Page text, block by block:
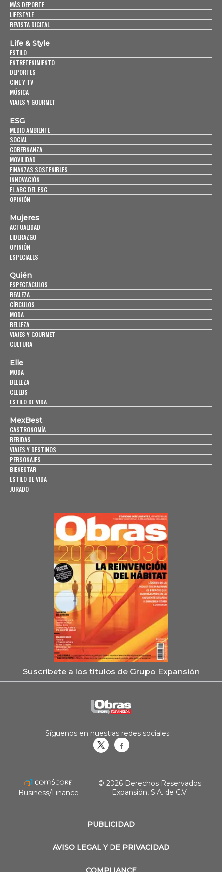
MÁS DEPORTE
LIFESTYLE
REVISTA DIGITAL
Life & Style
ESTILO
ENTRETENIMIENTO
DEPORTES
CINE Y TV
MÚSICA
VIAJES Y GOURMET
ESG
MEDIO AMBIENTE
SOCIAL
GOBERNANZA
MOVILIDAD
FINANZAS SOSTENIBLES
INNOVACIÓN
EL ABC DEL ESG
OPINIÓN
Mujeres
ACTUALIDAD
LIDERAZGO
OPINIÓN
ESPECIALES
Quién
ESPECTÁCULOS
REALEZA
CÍRCULOS
MODA
BELLEZA
VIAJES Y GOURMET
CULTURA
Elle
MODA
BELLEZA
CELEBS
ESTILO DE VIDA
MexBest
GASTRONOMÍA
BEBIDAS
VIAJES Y DESTINOS
PERSONAJES
BIENESTAR
ESTILO DE VIDA
JURADO
Suscríbete a los títulos de Grupo Expansión
PUBLICIDAD
AVISO LEGAL Y DE PRIVACIDAD
COMPLIANCE
Síguenos en nuestras redes sociales:
Business/Finance
© 2026 Derechos Reservados
Expansión, S.A. de C.V.